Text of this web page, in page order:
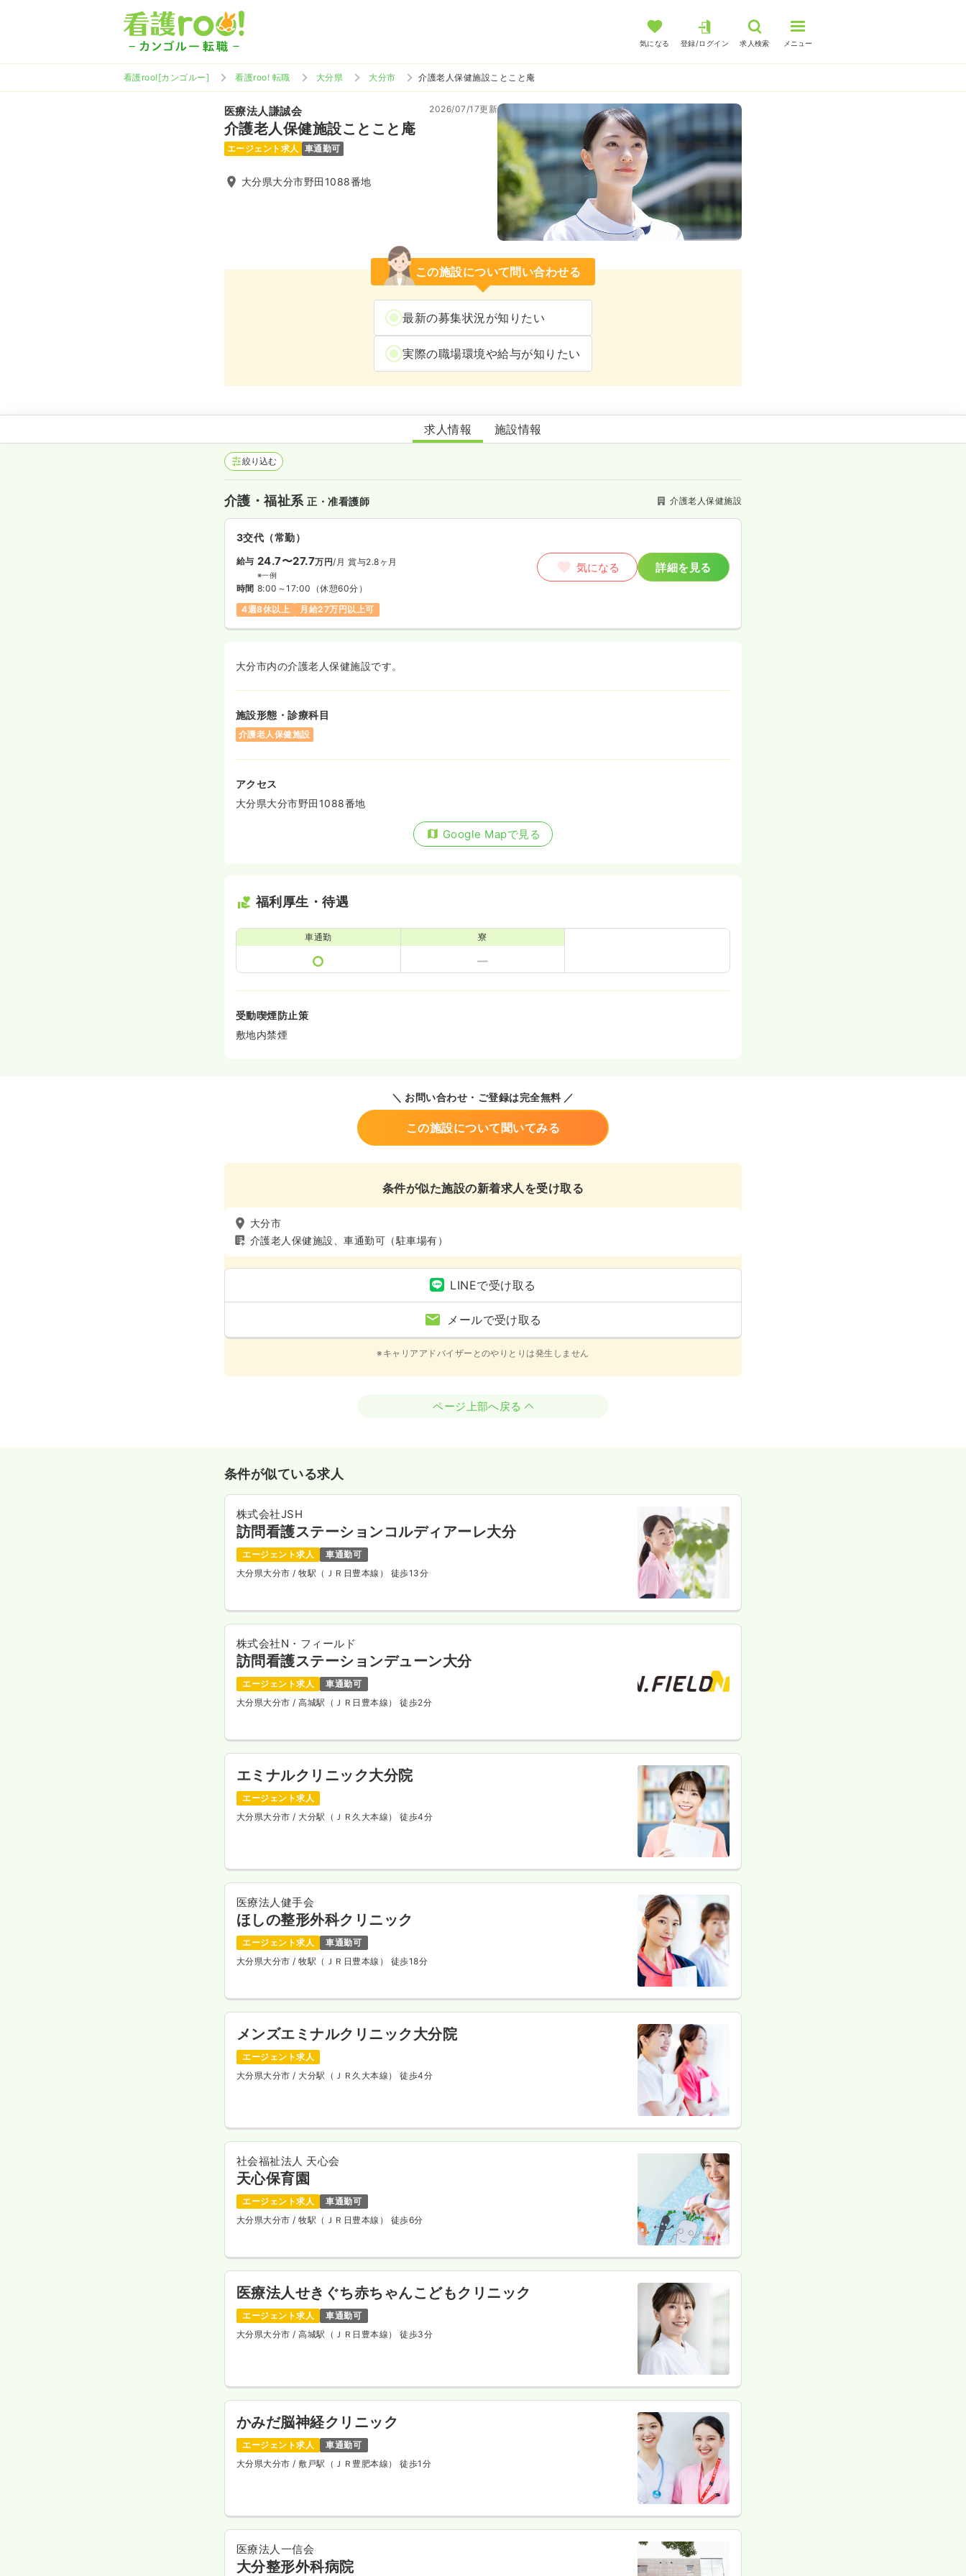
気になる 登録/ログイン 求人検索 メニュー
看護roo![カンゴルー] 看護roo! 転職 大分県 大分市 介護老人保健施設ことこと庵
医療法人謙誠会
介護老人保健施設ことこと庵
2026/07/17更新
エージェント求人 車通勤可
大分県大分市野田1088番地
この施設について問い合わせる
最新の募集状況が知りたい
実際の職場環境や給与が知りたい
介護老人保健施設ことこと庵
求人情報 施設情報
絞り込む
介護・福祉系正・准看護師 介護老人保健施設
3交代（常勤）
給与 24.7〜27.7万円/月 賞与2.8ヶ月
※一例
時間 8:00～17:00 （休憩60分）
4週8休以上
月給27万円以上可
気になる 詳細を見る
大分市内の介護老人保健施設です。
施設形態・診療科目
介護老人保健施設
アクセス
大分県大分市野田1088番地
Google Mapで見る
福利厚生・待遇
車通勤 寮
受動喫煙防止策
敷地内禁煙
＼ お問い合わせ・ご登録は完全無料 ／
この施設について聞いてみる
条件が似た施設の新着求人を受け取る
大分市
介護老人保健施設、車通勤可（駐車場有）
LINEで受け取る
メールで受け取る
※キャリアアドバイザーとのやりとりは発生しません
ページ上部へ戻る
条件が似ている求人
株式会社JSH
訪問看護ステーションコルディアーレ大分
エージェント求人
車通勤可
大分県大分市/ 牧駅（ＪＲ日豊本線） 徒歩13分
株式会社N・フィールド
訪問看護ステーションデューン大分
エージェント求人
車通勤可
大分県大分市/ 高城駅（ＪＲ日豊本線） 徒歩2分
エミナルクリニック大分院
エージェント求人
大分県大分市/ 大分駅（ＪＲ久大本線） 徒歩4分
医療法人健手会
ほしの整形外科クリニック
エージェント求人
車通勤可
大分県大分市/ 牧駅（ＪＲ日豊本線） 徒歩18分
メンズエミナルクリニック大分院
エージェント求人
大分県大分市/ 大分駅（ＪＲ久大本線） 徒歩4分
社会福祉法人 天心会
天心保育園
エージェント求人
車通勤可
大分県大分市/ 牧駅（ＪＲ日豊本線） 徒歩6分
医療法人せきぐち赤ちゃんこどもクリニック
エージェント求人
車通勤可
大分県大分市/ 高城駅（ＪＲ日豊本線） 徒歩3分
かみだ脳神経クリニック
エージェント求人
車通勤可
大分県大分市/ 敷戸駅（ＪＲ豊肥本線） 徒歩1分
医療法人一信会
大分整形外科病院